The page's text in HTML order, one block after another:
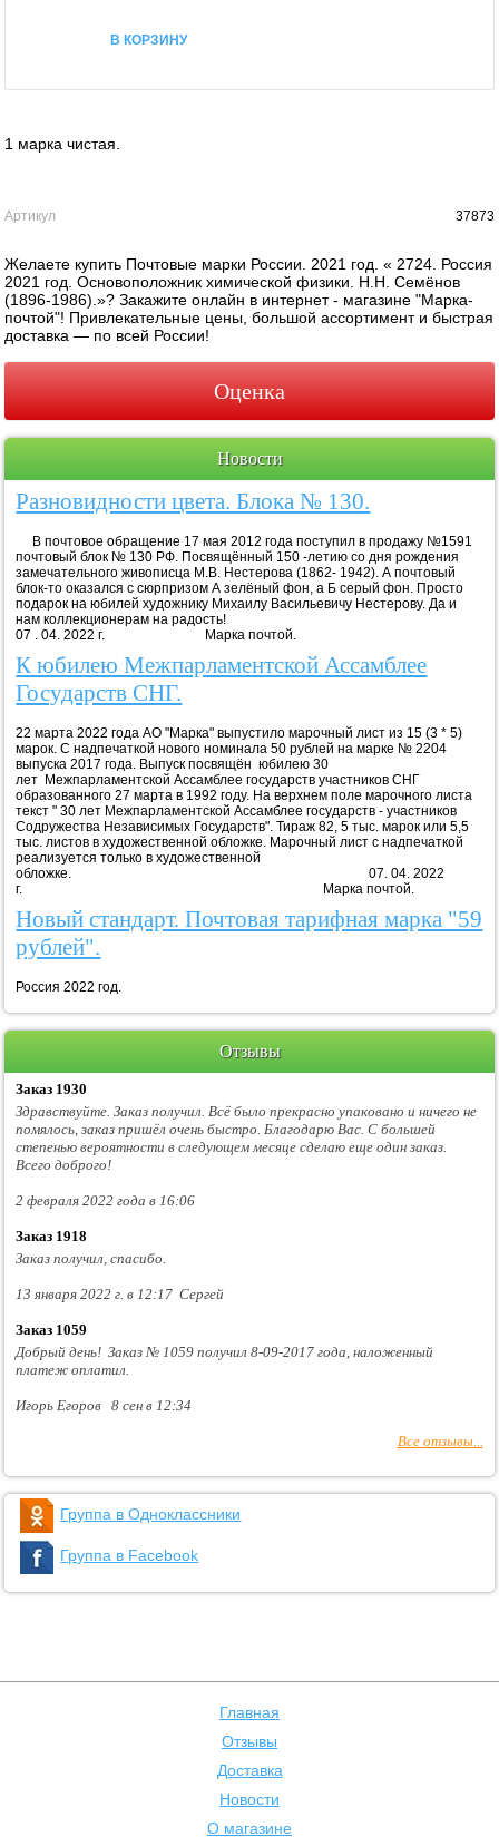
В КОРЗИНУ
1 марка чистая.
Артикул 37873
Желаете купить Почтовые марки России. 2021 год. « 2724. Россия
2021 год. Основоположник химической физики. Н.Н. Семёнов
(1896-1986).»? Закажите онлайн в интернет - магазине "Марка-
почтой"! Привлекательные цены, большой ассортимент и быстрая
доставка — по всей России!
Оценка
Новости
Разновидности цвета. Блока № 130.
В почтовое обращение 17 мая 2012 года поступил в продажу №1591
почтовый блок № 130 РФ. Посвящённый 150 -летию со дня рождения
замечательного живописца М.В. Нестерова (1862- 1942). А почтовый
блок-то оказался с сюрпризом А зелёный фон, а Б серый фон. Просто
подарок на юбилей художнику Михаилу Васильевичу Нестерову. Да и
нам коллекционерам на радость!
07 . 04. 2022 г. Марка почтой.
К юбилею Межпарламентской Ассамблее
Государств СНГ.
22 марта 2022 года АО "Марка" выпустило марочный лист из 15 (3 * 5)
марок. С надпечаткой нового номинала 50 рублей на марке № 2204
выпуска 2017 года. Выпуск посвящён юбилею 30
лет Межпарламентской Ассамблее государств участников СНГ
образованного 27 марта в 1992 году. На верхнем поле марочного листа
текст " 30 лет Межпарламентской Ассамблее государств - участников
Содружества Независимых Государств". Тираж 82, 5 тыс. марок или 5,5
тыс. листов в художественной обложке. Марочный лист с надпечаткой
реализуется только в художественной
обложке. 07. 04. 2022
г. Марка почтой.
Новый стандарт. Почтовая тарифная марка "59
рублей".
Россия 2022 год.
Отзывы
Заказ 1930
Здравствуйте. Заказ получил. Всё было прекрасно упаковано и ничего не
помялось, заказ пришёл очень быстро. Благодарю Вас. С большей
степенью вероятности в следующем месяце сделаю еще один заказ.
Всего доброго!
2 февраля 2022 года в 16:06
Заказ 1918
Заказ получил, спасибо.
13 января 2022 г. в 12:17 Сергей
Заказ 1059
Добрый день! Заказ № 1059 получил 8-09-2017 года, наложенный
платеж оплатил.
Игорь Егоров 8 сен в 12:34
Все отзывы...
Группа в Одноклассники
Группа в Facebook
Главная
Отзывы
Доставка
Новости
О магазине